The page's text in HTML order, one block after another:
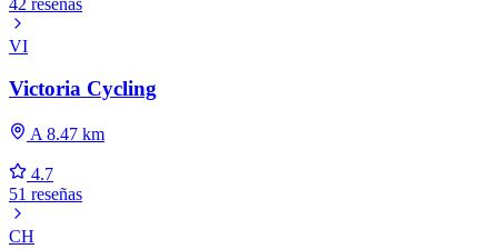
VI
Victoria Cycling
A 8.47 km
4.7
51 reseñas
CH